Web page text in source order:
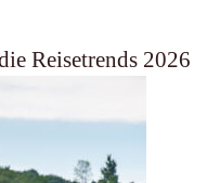
Reisetrends 2026